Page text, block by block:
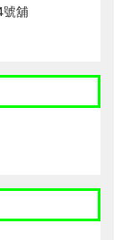
號舖